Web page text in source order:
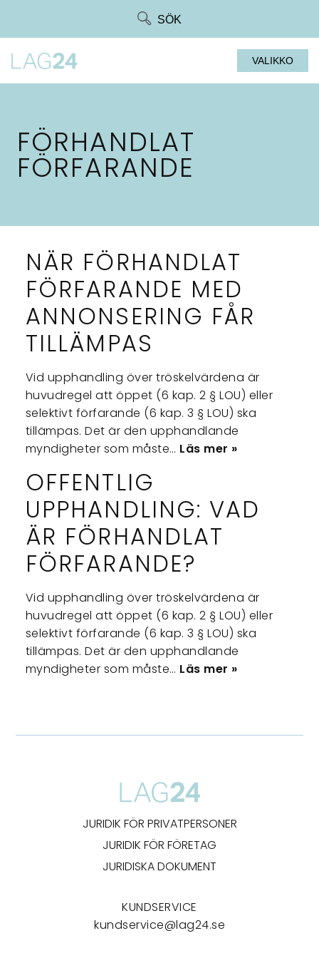
SÖK
VALIKKO
FÖRHANDLAT
FÖRFARANDE
NÄR FÖRHANDLAT
FÖRFARANDE MED
ANNONSERING FÅR
TILLÄMPAS
Vid upphandling över tröskelvärdena är
huvudregel att öppet (6 kap. 2 § LOU) eller
selektivt förfarande (6 kap. 3 § LOU) ska
tillämpas. Det är den upphandlande
myndigheter som måste… Läs mer »
OFFENTLIG
UPPHANDLING: VAD
ÄR FÖRHANDLAT
FÖRFARANDE?
Vid upphandling över tröskelvärdena är
huvudregel att öppet (6 kap. 2 § LOU) eller
selektivt förfarande (6 kap. 3 § LOU) ska
tillämpas. Det är den upphandlande
myndigheter som måste… Läs mer »
JURIDIK FÖR PRIVATPERSONER
JURIDIK FÖR FÖRETAG
JURIDISKA DOKUMENT
KUNDSERVICE
kundservice@lag24.se